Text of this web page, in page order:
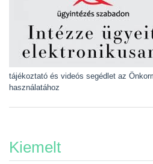
tájékoztató és videós segédlet az
használatához
Kiemelt